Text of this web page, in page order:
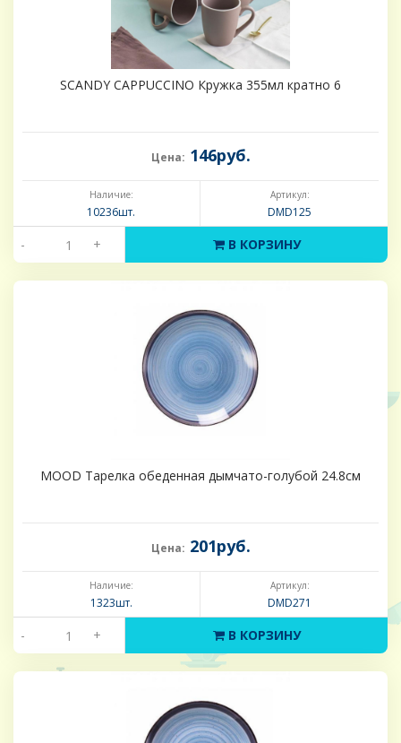
SCANDY CAPPUCCINO Кружка 355мл кратно 6
Цена: 146руб.
Наличие:
10236шт.
Артикул:
DMD125
- + В КОРЗИНУ
MOOD Тарелка обеденная дымчато-голубой 24.8см
Цена: 201руб.
Наличие:
1323шт.
Артикул:
DMD271
- + В КОРЗИНУ